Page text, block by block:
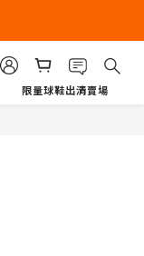
限量球鞋出清賣場